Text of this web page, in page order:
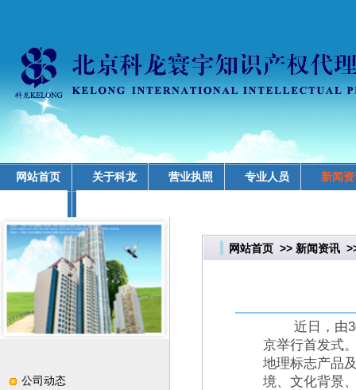
网站首页 关于科龙 营业执照 专业人员 新闻
公司动态
网站首页 >> 新闻资讯
近日，由
京举行首发式
地理标志产品
境、文化背景